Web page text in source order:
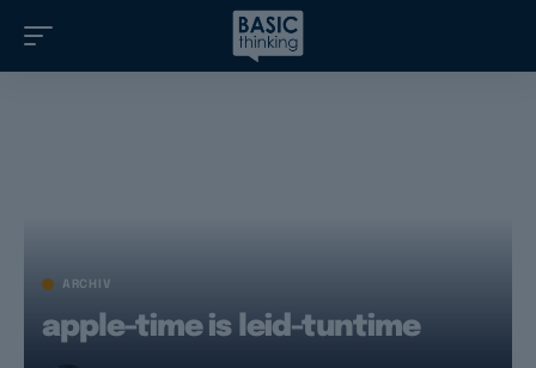
ARCHIV
apple-time is leid-tuntime